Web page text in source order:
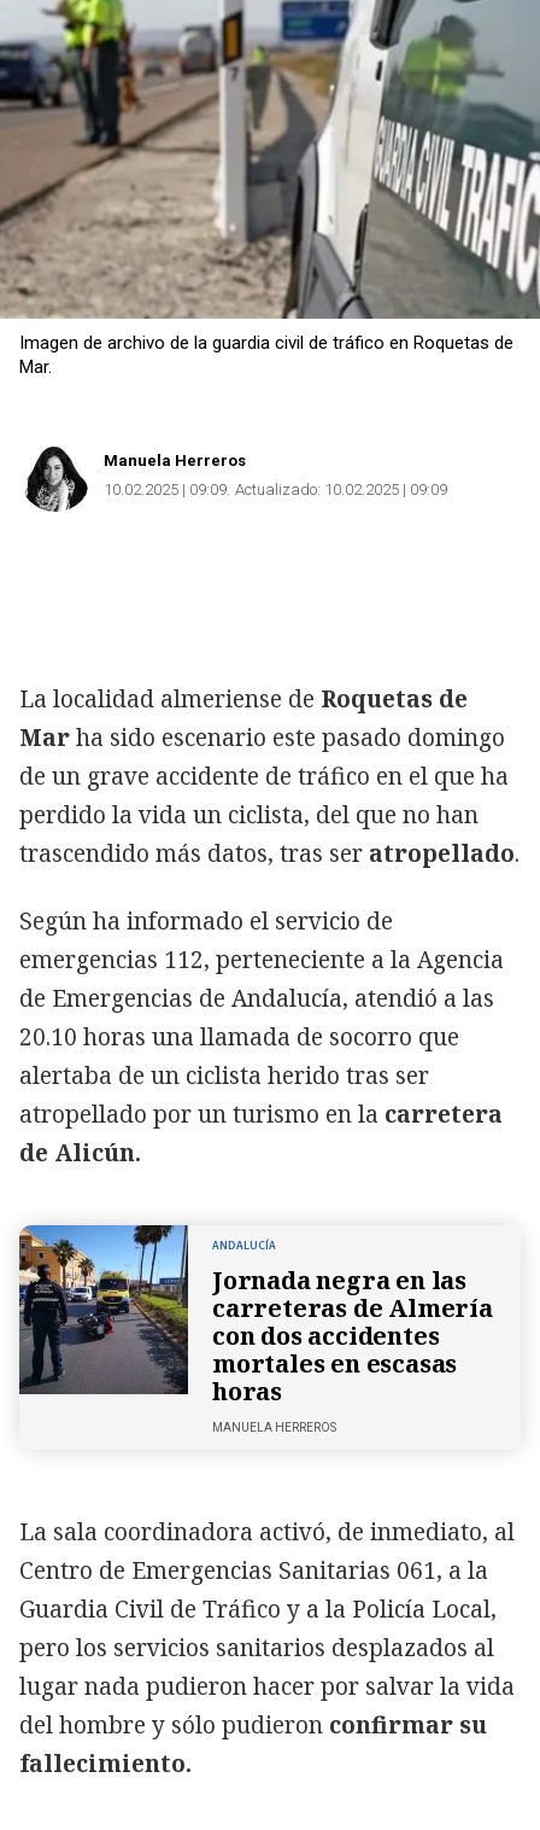
Imagen de archivo de la guardia civil de tráfico en Roquetas de
Mar.
Manuela Herreros
10.02.2025 | 09:09 Actualizado: 10.02.2025 | 09:09
La localidad almeriense de Roquetas de
Marha sido escenario este pasado domingo
de un grave accidente de tráfico en el que ha
perdido la vida un ciclista, del que no han
trascendido más datos, tras ser atropellado.
Según ha informado el servicio de
emergencias 112, perteneciente a la Agencia
de Emergencias de Andalucía, atendió a las
20.10 horas una llamada de socorro que
alertaba de un ciclista herido tras ser
atropellado por un turismo en la carretera
de Alicún.
ANDALUCÍA
Jornada negra en las
carreteras de Almería
con dos accidentes
mortales en escasas
horas
MANUELA HERREROS
La sala coordinadora activó, de inmediato, al
Centro de Emergencias Sanitarias 061, a la
Guardia Civil de Tráfico y a la Policía Local,
pero los servicios sanitarios desplazados al
lugar nada pudieron hacer por salvar la vida
del hombre y sólo pudieron confirmar su
fallecimiento.